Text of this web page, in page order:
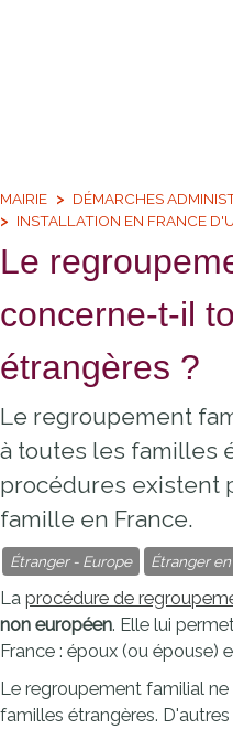
MAIRIE DÉMARCHES
INSTALLATION EN FRANCE
Le
concerne-t-il
étrangères ?
Le regroupement
à toutes les familles
procédures existent
famille en France.
Étranger - Europe Étranger
La procédure de
non européen. Elle lui
France : époux (ou épouse)
Le regroupement familial
familles étrangères.